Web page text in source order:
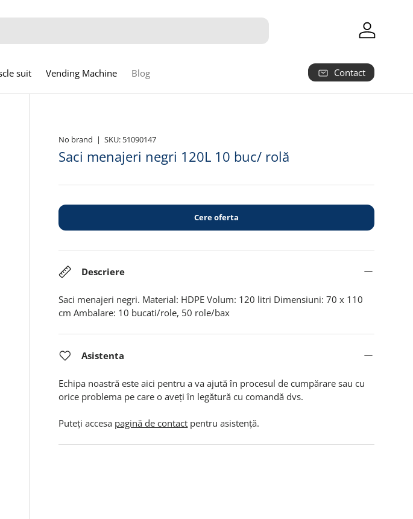
suit Vending Machine Blog Contact
No brand |SKU: 51090147
Saci menajeri negri 120L 10 buc/ rolă
Cere oferta
Descriere
Saci menajeri negri. Material: HDPE Volum: 120 litri Dimensiuni: 70 x 110
cm Ambalare: 10 bucati/role, 50 role/bax
Asistenta
Echipa noastră este aici pentru a va ajută în procesul de cumpărare sau cu
orice problema pe care o aveți în legătură cu comandă dvs.
Puteți accesa pagină de contact pentru asistență.